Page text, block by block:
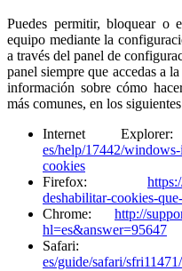
Puedes permitir, bloquear o
equipo mediante la
a través del panel de
panel siempre que accedas a
información sobre cómo
más comunes, en los
Internet
es/help/17442/
cookies
Firefox:
deshabilitar-cookies-
Chrome: http://
hl=es&answer=95647
es/guide/safari/